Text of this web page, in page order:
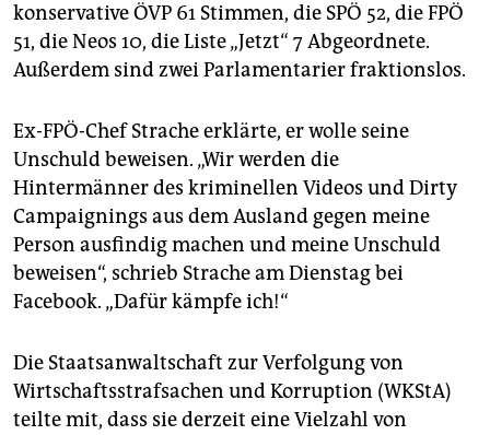
konservative ÖVP 61 Stimmen, die SPÖ 52, die FPÖ
51, die Neos 10, die Liste „Jetzt“ 7 Abgeordnete.
Außerdem sind zwei Parlamentarier fraktionslos.
Ex-FPÖ-Chef Strache erklärte, er wolle seine
Unschuld beweisen. „Wir werden die
Hintermänner des kriminellen Videos und Dirty
Campaignings aus dem Ausland gegen meine
Person ausfindig machen und meine Unschuld
beweisen“, schrieb Strache am Dienstag bei
Facebook. „Dafür kämpfe ich!“
Die Staatsanwaltschaft zur Verfolgung von
Wirtschaftsstrafsachen und Korruption (WKStA)
teilte mit, dass sie derzeit eine Vielzahl von